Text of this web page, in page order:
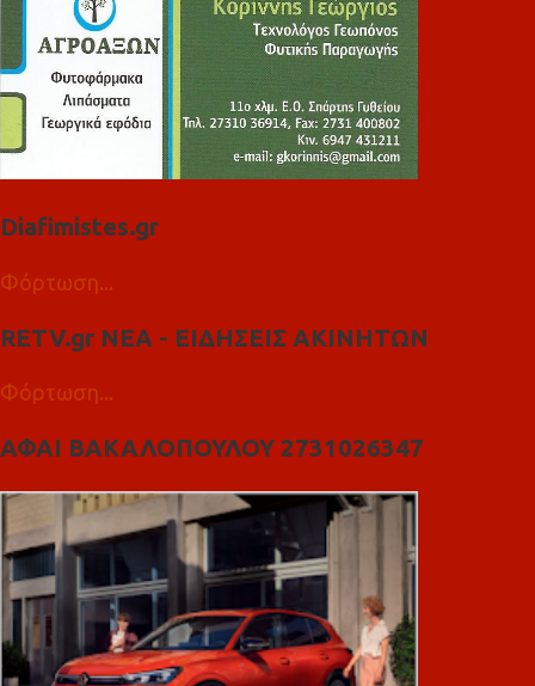
Diafimistes.gr
Φόρτωση...
RETV.gr ΝΕΑ - ΕΙΔΗΣΕΙΣ ΑΚΙΝΗΤΩΝ
Φόρτωση...
ΑΦΑΙ ΒΑΚΑΛΟΠΟΥΛΟΥ 2731026347